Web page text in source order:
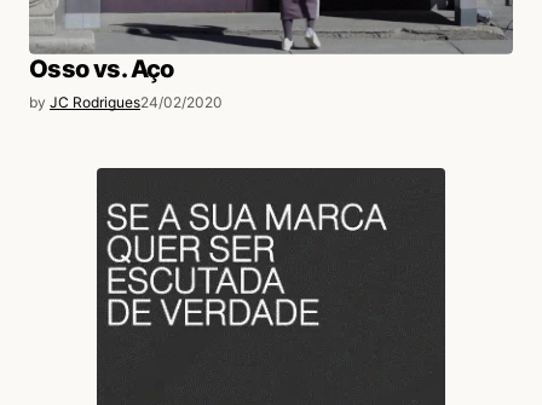
Osso vs. Aço
by JC Rodrigues24/02/2020